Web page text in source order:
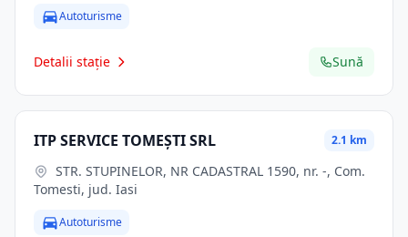
Autoturisme
Detalii stație Sună
ITP SERVICE TOMEŞTI SRL 2.1 km
Tomesti, jud. Iasi
Autoturisme